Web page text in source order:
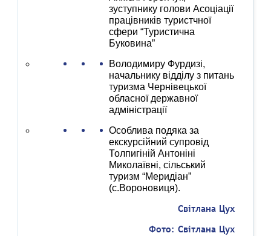
зуступнику голови Асоціації
працівників туристчної
сфери “Туристична
Буковина”
Володимиру Фурдизі,
начальнику відділу з питань
туризма Чернівецької
обласної державної
адміністрації
Особлива подяка за
екскурсійний супровід
Толпигіній Антоніні
Миколаївні, сільський
туризм “Меридіан”
(с.Вороновиця).
Світлана Цух
Фото: Світлана Цух